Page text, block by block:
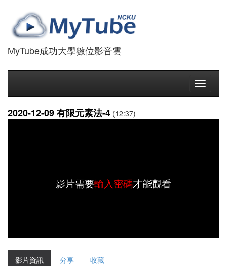
MyTube成功大學數位影音雲
Toggle
2020-12-09 有限元素法-4 (12:37)
影片需要輸入密碼才能觀看
影片資訊 分享 收藏